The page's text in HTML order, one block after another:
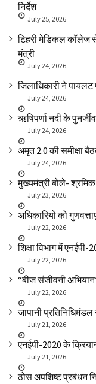
निर्देश
July 25, 2026
टिहरी मेडिकल कॉलेज
मंत्री
July 24, 2026
जिलाधिकारी ने
July 24, 2026
ऋषिपर्णा नदी के
July 24, 2026
अमृत 2.0 की समीक्षा
July 24, 2026
मुख्यमंत्री बोले-
July 23, 2026
अधिकारियों को
July 22, 2026
शिक्षा विभाग में
July 22, 2026
“बीज संजीवनी
July 22, 2026
जापानी
July 21, 2026
एनईपी-2020 के
July 21, 2026
ठोस अपशिष्ट प्रबंधन